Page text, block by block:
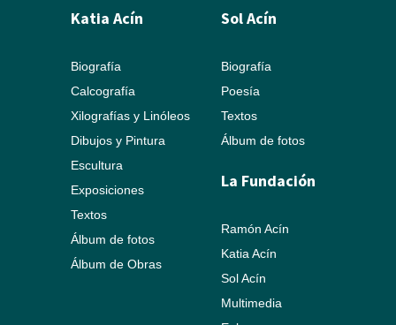
Katia Acín
Biografía
Calcografía
Xilografías y Linóleos
Dibujos y Pintura
Escultura
Exposiciones
Textos
Álbum de fotos
Álbum de Obras
Sol Acín
Biografía
Poesía
Textos
Álbum de fotos
La Fundación
Ramón Acín
Katia Acín
Sol Acín
Multimedia